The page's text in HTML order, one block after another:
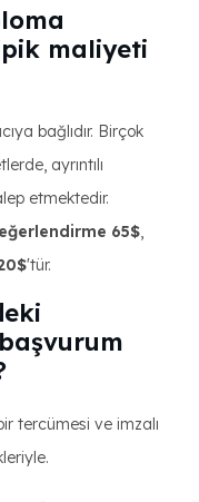
maliyeti
bağlıdır. Birçok
ayrıntılı
etmektedir.
65$,
'tür.
tercümesi ve imzalı